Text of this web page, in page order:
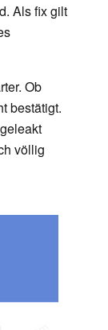
Als fix gilt
Ob
bestätigt.
völlig